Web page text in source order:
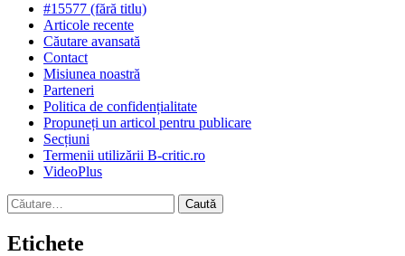
#15577 (fără titlu)
Articole recente
Căutare avansată
Contact
Misiunea noastră
Parteneri
Politica de confidențialitate
Propuneți un articol pentru publicare
Secțiuni
Termenii utilizării B-critic.ro
VideoPlus
Caută
după:
Etichete